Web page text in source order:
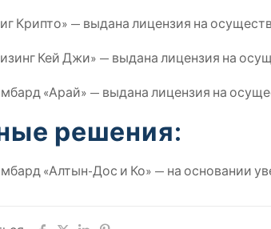
Крипто» — выдана лицензия на
Кей Джи» — выдана лицензия на
«Арай» — выдана лицензия на
решения:
«Алтын-Дос и Ко» — на основании